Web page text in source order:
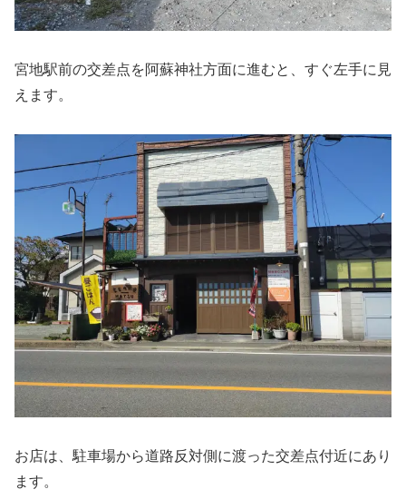
宮地駅前の交差点を阿蘇神社方面に進むと、すぐ左手に見
えます。
お店は、駐車場から道路反対側に渡った交差点付近にあり
ます。